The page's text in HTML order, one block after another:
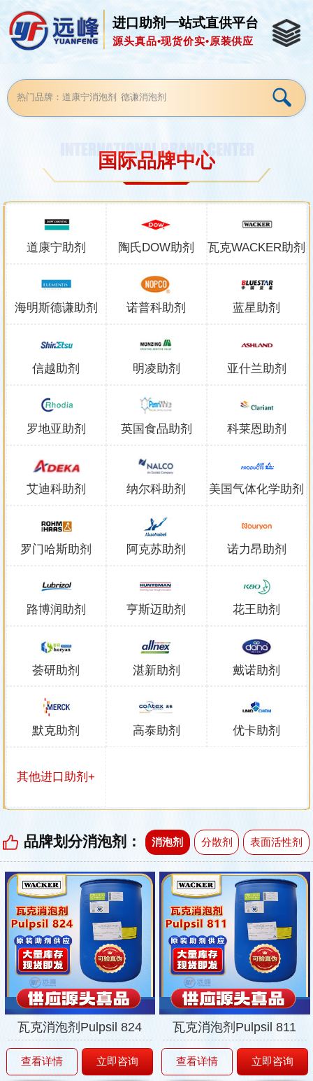
进口助剂一站式直供平台
源头真品•现货价实•原装供应
国际品牌中心
道康宁助剂 陶氏DOW助剂 瓦克WACKER助剂
海明斯德谦助剂 诺普科助剂 蓝星助剂
信越助剂 明凌助剂 亚什兰助剂
罗地亚助剂 英国食品助剂 科莱恩助剂
艾迪科助剂 纳尔科助剂 美国气体化学助剂
罗门哈斯助剂 阿克苏助剂 诺力昂助剂
路博润助剂 亨斯迈助剂 花王助剂
荟研助剂 湛新助剂 戴诺助剂
默克助剂 高泰助剂 优卡助剂
其他进口助剂+
品牌划分消泡剂： 消泡剂 分散剂 表面活性剂
瓦克消泡剂Pulpsil 824
查看详情 立即咨询
瓦克消泡剂Pulpsil 811
查看详情 立即咨询